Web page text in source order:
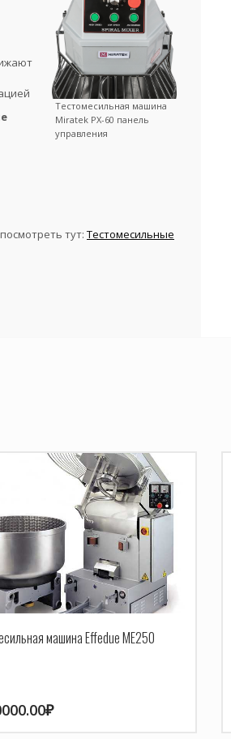
Тестомесильная машина
Miratek PX-60 панель
управления
тут: Тестомесильные
машина Effedue ME250
₽